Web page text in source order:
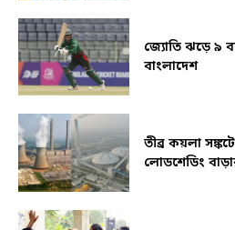
জ্যোতি ঝড়ে ৯
বাংলাদেশ
তীব্র কয়লা
লোডশেডিং